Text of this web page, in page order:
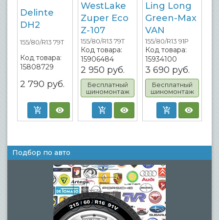
Delinte
DH2
155/80/R13 79T
Код товара:
15808729
2 790 руб.
WestLake
Zuper Eco
Z-107
155/80/R13 79T
Код товара:
15906484
2 950 руб.
Бесплатный
шиномонтаж
Ling Long
Green-Max
VAN
155/80/R13 91P
Код товара:
15934100
3 690 руб.
Бесплатный
шиномонтаж
Подбор по авто